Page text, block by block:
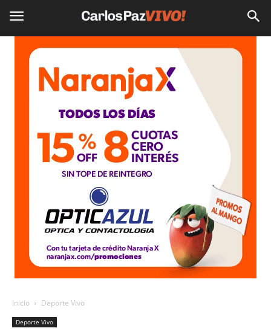
Inicio Deporte Vivo
Deporte Vivo